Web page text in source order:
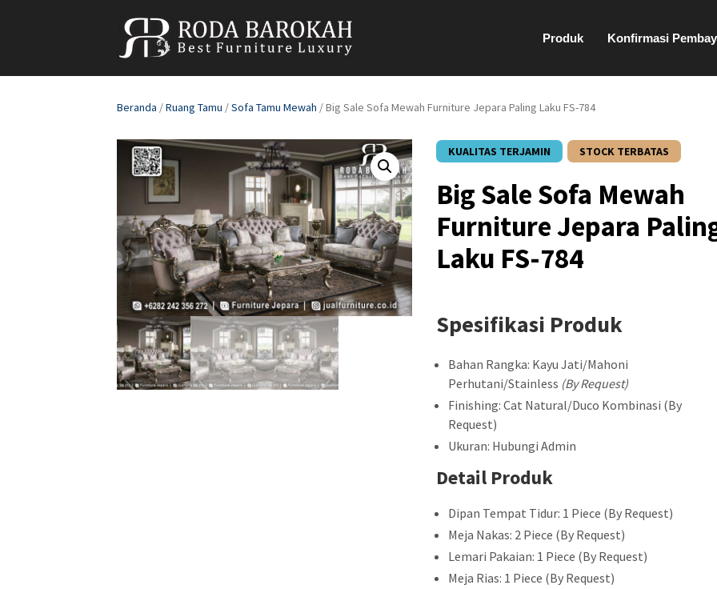
Produk Konfirmasi
Beranda /Ruang Tamu /Sofa Tamu Mewah / Big Sale Sofa Mewah Furniture Jepara Paling Laku FS-784
KUALITAS TERJAMIN STOCK TERBATAS
Big Sale Sofa Mewah
Furniture Jepara
Laku FS-784
Spesifikasi Produk
Bahan Rangka: Kayu Jati/Mahoni
Perhutani/Stainless (By Request)
Finishing: Cat Natural/Duco Kombinasi (By
Request)
Ukuran: Hubungi Admin
Detail Produk
Dipan Tempat Tidur: 1 Piece (By Request)
Meja Nakas: 2 Piece (By Request)
Lemari Pakaian: 1 Piece (By Request)
Meja Rias: 1 Piece (By Request)